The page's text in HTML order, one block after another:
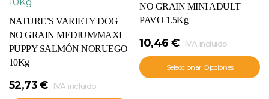
NATURE’S VARIETY DOG
NO GRAIN MEDIUM/MAXI
PUPPY SALMÓN NORUEGO
10Kg
52,73€ IVA incluido
NO GRAIN MINI ADULT
PAVO 1.5Kg
10,46 € IVA incluido
Seleccionar Opciones